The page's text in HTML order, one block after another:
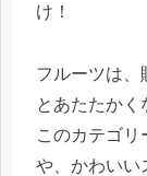
け！
フルーツは、
とあたたかく
このカテゴリ
や、かわいい